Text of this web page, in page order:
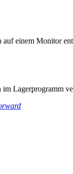
einem Monitor
Lagerprogramm